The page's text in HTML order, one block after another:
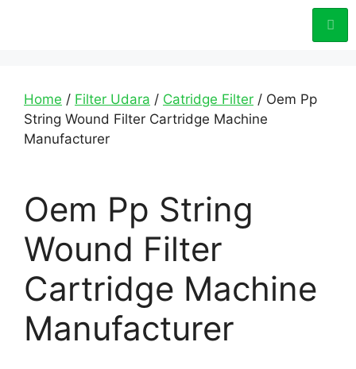
Home / Filter Udara / Catridge Filter / Oem Pp
String Wound Filter Cartridge Machine
Manufacturer
Oem Pp String
Wound Filter
Cartridge Machine
Manufacturer